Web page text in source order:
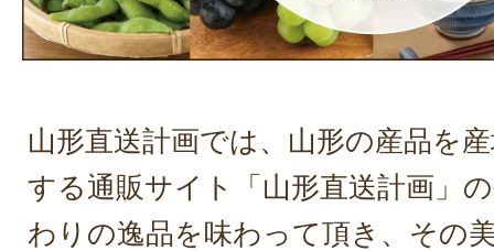
山形直送計画では、山形の産品を
する通販サイト「山形直送計画」
わりの逸品を味わって頂き、その